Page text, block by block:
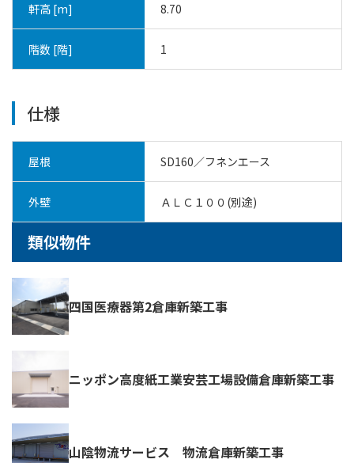
軒高 [m] 8.70
階数 [階] 1
仕様
屋根 SD160／フネンエース
外壁 ＡＬＣ１００(別途)
類似物件
四国医療器第2倉庫新築工事
ニッポン高度紙工業安芸工場設備倉庫新築工事
山陰物流サービス 物流倉庫新築工事